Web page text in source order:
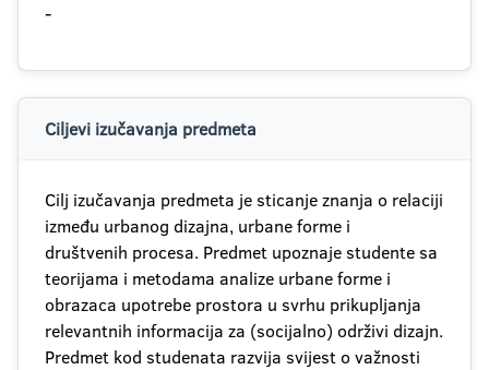
-
Ciljevi izučavanja predmeta
Cilj izučavanja predmeta je sticanje znanja o relaciji
između urbanog dizajna, urbane forme i
društvenih procesa. Predmet upoznaje studente sa
teorijama i metodama analize urbane forme i
obrazaca upotrebe prostora u svrhu prikupljanja
relevantnih informacija za (socijalno) održivi dizajn.
Predmet kod studenata razvija svijest o važnosti